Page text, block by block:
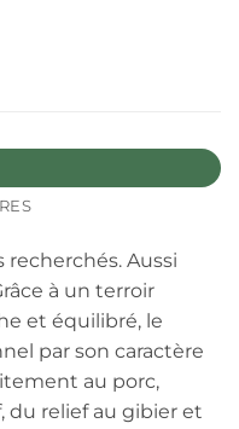
recherchés. Aussi
à un terroir
et équilibré, le
par son caractère
au porc,
du relief au gibier et